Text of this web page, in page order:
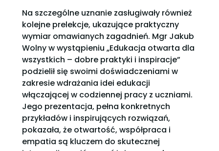
Na szczególne uznanie zasługiwały również
kolejne prelekcje, ukazujące praktyczny
wymiar omawianych zagadnień. Mgr Jakub
Wolny w wystąpieniu „Edukacja otwarta dla
wszystkich – dobre praktyki i inspiracje”
podzielił się swoimi doświadczeniami w
zakresie wdrażania idei edukacji
włączającej w codziennej pracy z uczniami.
Jego prezentacja, pełna konkretnych
przykładów i inspirujących rozwiązań,
pokazała, że otwartość, współpraca i
empatia są kluczem do skutecznej